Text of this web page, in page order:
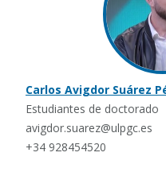
Carlos Avigdor Suárez
Estudiantes de doctorado
avigdor.suarez@ulpgc.es
+34 928454520